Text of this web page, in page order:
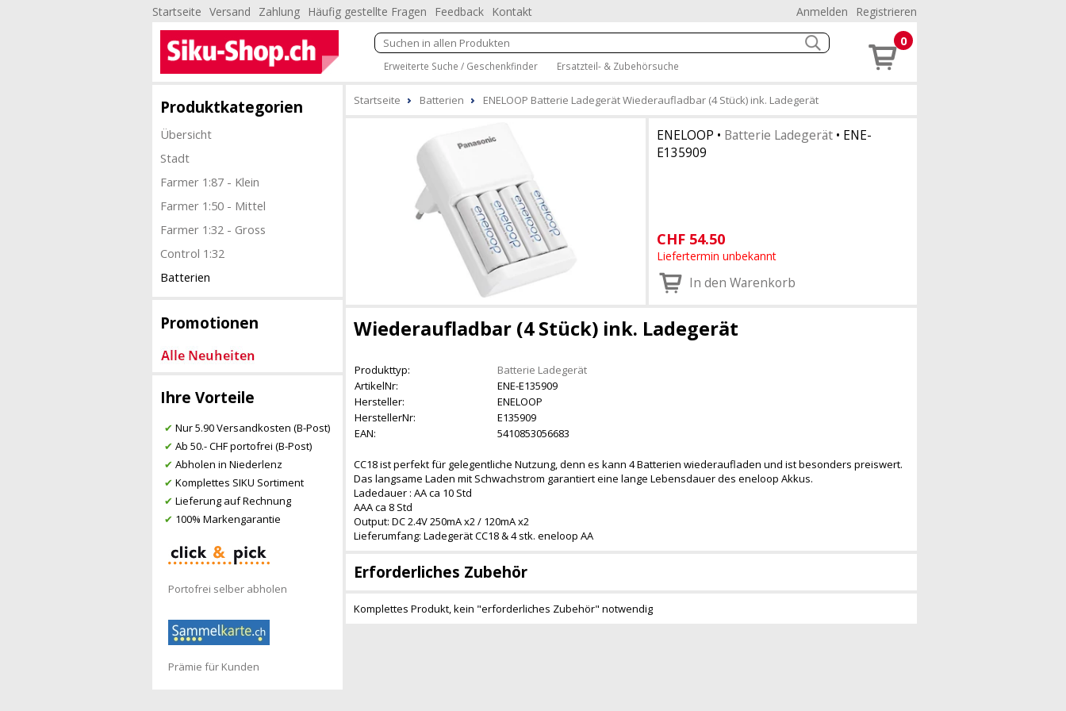
Startseite Versand Zahlung Häufig gestellte Fragen Feedback Kontakt Anmelden Registrieren
Erweiterte Suche / Geschenkfinder Ersatzteil- & Zubehörsuche
0
Produktkategorien
Übersicht
Stadt
Farmer 1:87 - Klein
Farmer 1:50 - Mittel
Farmer 1:32 - Gross
Control 1:32
Batterien
Promotionen
Ihre Vorteile
✔ Nur 5.90 Versandkosten (B-Post)
✔ Ab 50.- CHF portofrei (B-Post)
✔ Abholen in Niederlenz
✔ Komplettes SIKU Sortiment
✔ Lieferung auf Rechnung
✔ 100% Markengarantie
Portofrei selber abholen
Prämie für Kunden
Startseite Batterien ENELOOP Batterie Ladegerät Wiederaufladbar (4 Stück) ink. Ladegerät
ENELOOP • Batterie Ladegerät• ENE-
E135909
CHF 54.50
Liefertermin unbekannt
In den Warenkorb
Wiederaufladbar (4 Stück) ink. Ladegerät
Produkttyp:
Batterie Ladegerät
ArtikelNr:
ENE-E135909
Hersteller:
ENELOOP
HerstellerNr:
E135909
EAN:
5410853056683
CC18 ist perfekt für gelegentliche Nutzung, denn es kann 4 Batterien wiederaufladen und ist besonders preiswert.
Das langsame Laden mit Schwachstrom garantiert eine lange Lebensdauer des eneloop Akkus.
Ladedauer : AA ca 10 Std
AAA ca 8 Std
Output: DC 2.4V 250mA x2 / 120mA x2
Lieferumfang: Ladegerät CC18 & 4 stk. eneloop AA
Erforderliches Zubehör
Komplettes Produkt, kein "erforderliches Zubehör" notwendig